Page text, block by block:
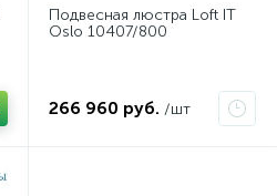
Подвесная люстра Loft IT
Oslo 10407/800
266 960 руб. /шт